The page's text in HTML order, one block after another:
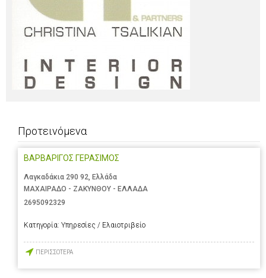
Προτεινόμενα
ΒΑΡΒΑΡΙΓΟΣ ΓΕΡΑΣΙΜΟΣ
Λαγκαδάκια 290 92, Ελλάδα
ΜΑΧΑΙΡΑΔΟ - ΖΑΚΥΝΘΟΥ - ΕΛΛΑΔΑ
2695092329
Κατηγορία: Υπηρεσίες / Ελαιοτριβείο
ΠΕΡΙΣΣΟΤΕΡΑ